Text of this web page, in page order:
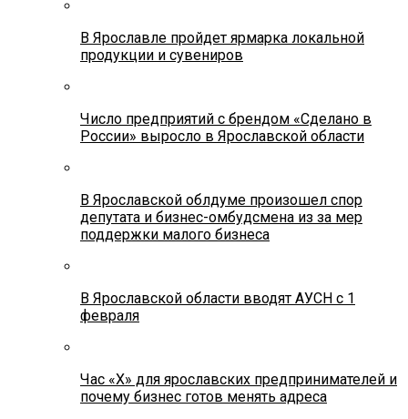
В Ярославле пройдет ярмарка локальной
продукции и сувениров
Число предприятий с брендом «Сделано в
России» выросло в Ярославской области
В Ярославской облдуме произошел спор
депутата и бизнес-омбудсмена из за мер
поддержки малого бизнеса
В Ярославской области вводят АУСН с 1
февраля
Час «Х» для ярославских предпринимателей и
почему бизнес готов менять адреса